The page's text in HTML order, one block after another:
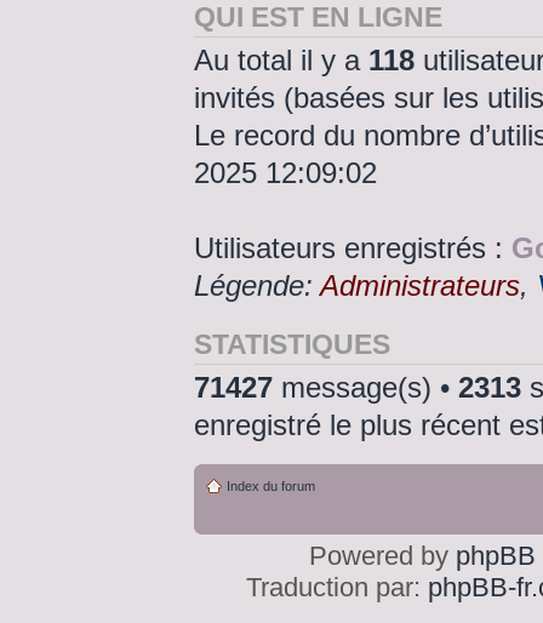
QUI EST EN LIGNE
Au total il y a 118
invités (basées sur les
Le record du nombre
2025 12:09:02
Utilisateurs enregistrés :
Légende:Administrateurs,
STATISTIQUES
71427 message(s) • 2313
enregistré le plus récent
Index du forum
Powered by phpBB
Traduction par: phpBB-